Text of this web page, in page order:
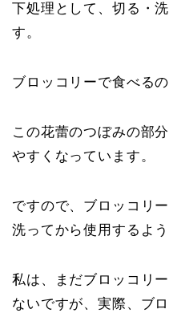
下処理として、切る・
す。
ブロッコリーで食べる
この花蕾のつぼみの部
やすくなっています。
ですので、ブロッコリ
洗ってから使用するよう
私は、まだブロッコリ
ないですが、実際、ブ